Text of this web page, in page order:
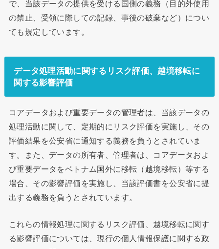
で、当該データの提供を受ける国側の義務（目的外使用
の禁止、受領に際しての記録、事後の破棄など）につい
ても規定しています。
データ処理活動に関するリスク評価、越境移転に
関する影響評価
コアデータおよび重要データの管理者は、当該データの
処理活動に関して、定期的にリスク評価を実施し、その
評価結果を公安省に通知する義務を負うとされていま
す。また、データの所有者、管理者は、コアデータおよ
び重要データをベトナム国外に移転（越境移転）等する
場合、その影響評価を実施し、当該評価書を公安省に提
出する義務を負うとされています。
これらの情報処理に関するリスク評価、越境移転に関す
る影響評価については、現行の個人情報保護に関する政